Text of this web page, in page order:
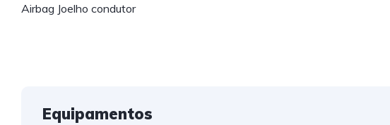
Airbag Joelho condutor
Equipamentos